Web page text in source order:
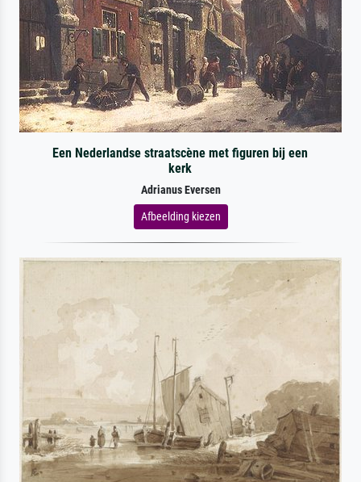
Een Nederlandse straatscène met figuren bij een
kerk
Adrianus Eversen
Afbeelding kiezen